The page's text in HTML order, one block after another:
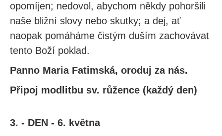
opomíjen; nedovol, abychom někdy pohoršili
naše bližní slovy nebo skutky; a dej, ať
naopak pomáháme čistým duším zachovávat
tento Boží poklad.
Panno Maria Fatimská, oroduj za nás.
Připoj modlitbu sv. růžence (každý den)
3. - DEN - 6. května